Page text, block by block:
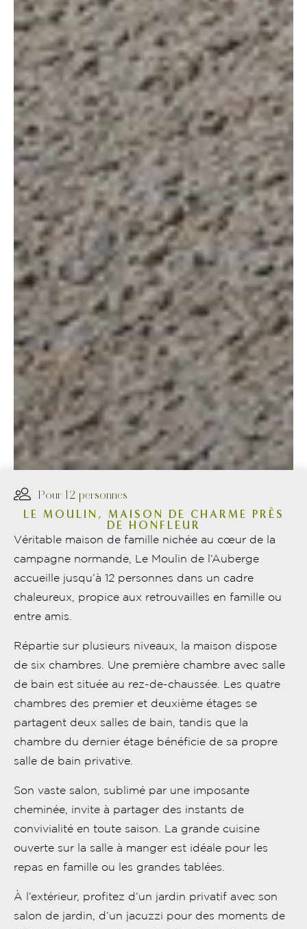
Pour 12 personnes
LE MOULIN, MAISON DE CHARME PRÈS
DE HONFLEUR
Véritable maison de famille nichée au cœur de la
campagne normande, Le Moulin de l’Auberge
accueille jusqu’à 12 personnes dans un cadre
chaleureux, propice aux retrouvailles en famille ou
entre amis.
Répartie sur plusieurs niveaux, la maison dispose
de six chambres. Une première chambre avec salle
de bain est située au rez-de-chaussée. Les quatre
chambres des premier et deuxième étages se
partagent deux salles de bain, tandis que la
chambre du dernier étage bénéficie de sa propre
salle de bain privative.
Son vaste salon, sublimé par une imposante
cheminée, invite à partager des instants de
convivialité en toute saison. La grande cuisine
ouverte sur la salle à manger est idéale pour les
repas en famille ou les grandes tablées.
À l’extérieur, profitez d’un jardin privatif avec son
salon de jardin, d’un jacuzzi pour des moments de